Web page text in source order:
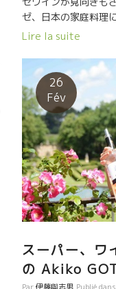
ゼ、日本の家庭料理
た人。 流石のマダム
の１月に浜松を訪
０人ほどのお客さ
ました。 リショーム
た。皆さん大喜び
ントに素晴らしいマ
の合性にシルヴァン
その節はお世話にな
Merci beaucoup!
ESPOA GOTO,
Rosé. C’est
GOTO. Personne
s’intéressait au
toujours que
à la cuisine
Lire la suite
26
Fév
スーパー、ワ
の Akiko